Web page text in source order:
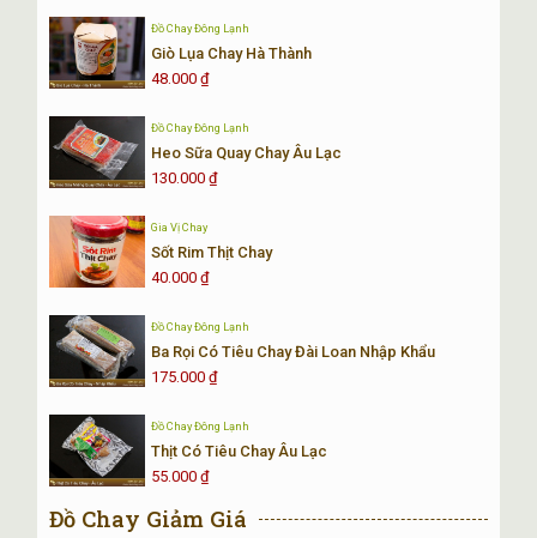
Đồ Chay Đông Lạnh
Giò Lụa Chay Hà Thành
48.000₫
Đồ Chay Đông Lạnh
Heo Sữa Quay Chay Âu Lạc
130.000₫
Gia Vị Chay
Sốt Rim Thịt Chay
40.000₫
Đồ Chay Đông Lạnh
Ba Rọi Có Tiêu Chay Đài Loan Nhập Khẩu
175.000₫
Đồ Chay Đông Lạnh
Thịt Có Tiêu Chay Âu Lạc
55.000₫
Đồ Chay Giảm Giá